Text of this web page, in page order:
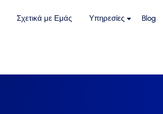
Σχετικά με Εμάς Υπηρεσίες Blog